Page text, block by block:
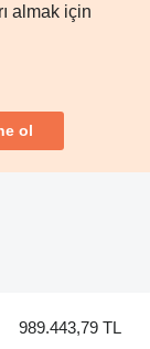
almak için
ol
989.443,79 TL